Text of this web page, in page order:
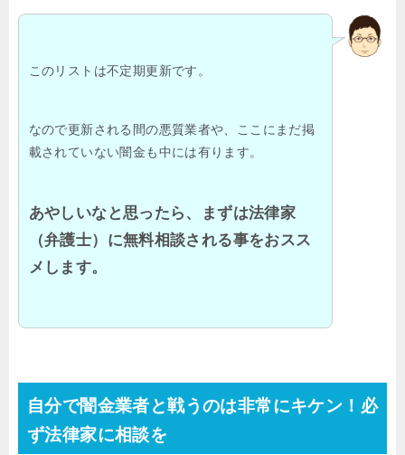
このリストは不定期更新です。
なので更新される間の悪質業者や、ここにまだ掲
載されていない闇金も中には有ります。
あやしいなと思ったら、まずは法律家
（弁護士）に無料相談される事をおスス
メします。
自分で闇金業者と戦うのは非常にキケン！必
ず法律家に相談を